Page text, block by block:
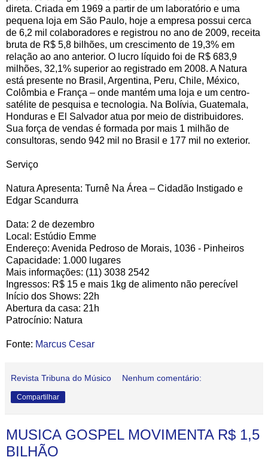
direta. Criada em 1969 a partir de um laboratório e uma
pequena loja em São Paulo, hoje a empresa possui cerca
de 6,2 mil colaboradores e registrou no ano de 2009, receita
bruta de R$ 5,8 bilhões, um crescimento de 19,3% em
relação ao ano anterior. O lucro líquido foi de R$ 683,9
milhões, 32,1% superior ao registrado em 2008. A Natura
está presente no Brasil, Argentina, Peru, Chile, México,
Colômbia e França – onde mantém uma loja e um centro-
satélite de pesquisa e tecnologia. Na Bolívia, Guatemala,
Honduras e El Salvador atua por meio de distribuidores.
Sua força de vendas é formada por mais 1 milhão de
consultoras, sendo 942 mil no Brasil e 177 mil no exterior.
Serviço
Natura Apresenta: Turnê Na Área – Cidadão Instigado e
Edgar Scandurra
Data: 2 de dezembro
Local: Estúdio Emme
Endereço: Avenida Pedroso de Morais, 1036 - Pinheiros
Capacidade: 1.000 lugares
Mais informações: (11) 3038 2542
Ingressos: R$ 15 e mais 1kg de alimento não perecível
Início dos Shows: 22h
Abertura da casa: 21h
Patrocínio: Natura
Fonte: Marcus Cesar
Revista Tribuna do Músico Nenhum comentário:
Compartilhar
MUSICA GOSPEL MOVIMENTA R$ 1,5
BILHÃO